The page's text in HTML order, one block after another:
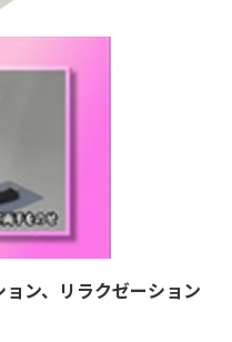
ン、リラクゼーション